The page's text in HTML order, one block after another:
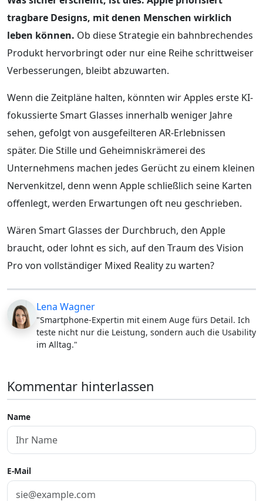
tragbare Designs, mit denen Menschen wirklich
leben können. Ob diese Strategie ein bahnbrechendes
Produkt hervorbringt oder nur eine Reihe schrittweiser
Verbesserungen, bleibt abzuwarten.
Wenn die Zeitpläne halten, könnten wir Apples erste KI-
fokussierte Smart Glasses innerhalb weniger Jahre
sehen, gefolgt von ausgefeilteren AR-Erlebnissen
später. Die Stille und Geheimniskrämerei des
Unternehmens machen jedes Gerücht zu einem kleinen
Nervenkitzel, denn wenn Apple schließlich seine Karten
offenlegt, werden Erwartungen oft neu geschrieben.
Wären Smart Glasses der Durchbruch, den Apple
braucht, oder lohnt es sich, auf den Traum des Vision
Pro von vollständiger Mixed Reality zu warten?
Lena Wagner
"Smartphone-Expertin mit einem Auge fürs Detail. Ich
teste nicht nur die Leistung, sondern auch die Usability
im Alltag."
Kommentar hinterlassen
Name
E-Mail